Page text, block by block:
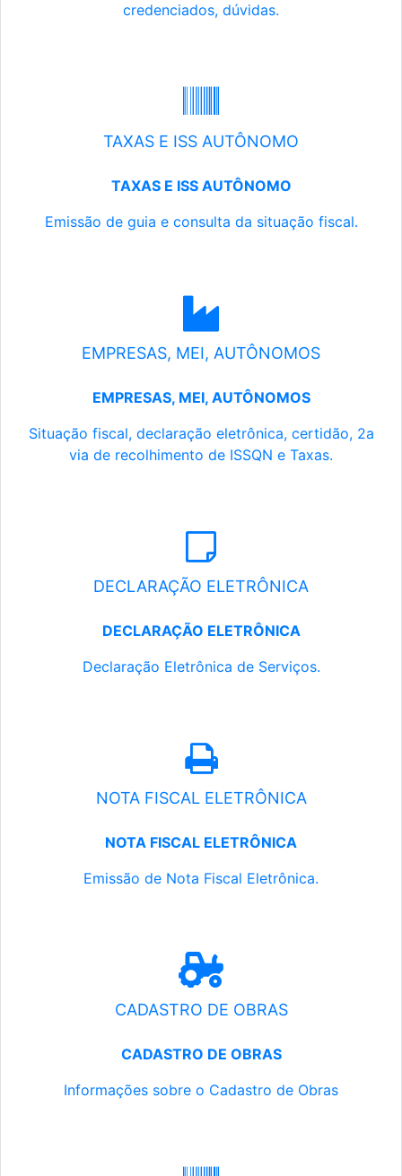
credenciados, dúvidas.
TAXAS E ISS AUTÔNOMO
TAXAS E ISS AUTÔNOMO
Emissão de guia e consulta da situação fiscal.
EMPRESAS, MEI, AUTÔNOMOS
EMPRESAS, MEI, AUTÔNOMOS
Situação fiscal, declaração eletrônica, certidão, 2a
via de recolhimento de ISSQN e Taxas.
DECLARAÇÃO ELETRÔNICA
DECLARAÇÃO ELETRÔNICA
Declaração Eletrônica de Serviços.
NOTA FISCAL ELETRÔNICA
NOTA FISCAL ELETRÔNICA
Emissão de Nota Fiscal Eletrônica.
CADASTRO DE OBRAS
CADASTRO DE OBRAS
Informações sobre o Cadastro de Obras